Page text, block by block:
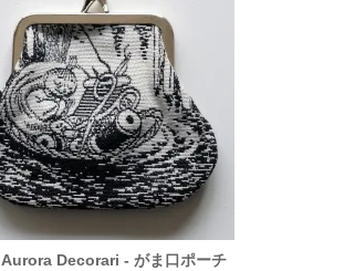
Aurora Decorari - がま口ポーチ